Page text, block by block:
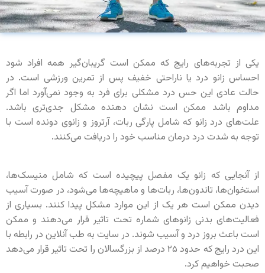
یکی از تجربه‌های رایج که ممکن است گریبان‌گیر همه افراد شود
احساس زانو درد یا ناراحتی خفیف پس از تمرین ورزشی است. در
حالت عادی این حس درد مشکلی برای فرد به وجود نمی‌آورد اما اگر
مداوم باشد ممکن است نشان دهنده مشکل جدی‌تری باشد.
علت‌های درد زانو که شامل پارگی ربات، آرتروز و زانوی دونده است با
توجه به شدت درد درمان مناسب خود را دریافت می‌کنند.
از آنجایی که زانو یک مفصل پیچیده است که شامل منیسک‌ها،
استخوان‌ها، تاندون‌ها، ربات‌ها و ماهیچه‌ها می‌شود، در صورت آسیب
دیدن ممکن است هر یک از این موارد مشکل پیدا کنند. بسیاری از
فعالیت‌های بدنی زانوهای شماره تحت تاثیر قرار می‌دهند و ممکن
است باعث بروز درد و آسیب شوند. در سایت به طب آنلاین در رابطه با
این درد رایج که حدود ۲۵ درصد از بزرگسالان را تحت تاثیر قرار می‌دهد
صحبت خواهیم کرد.